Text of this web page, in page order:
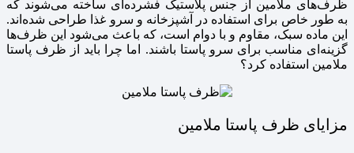
ظرف‌های ملامین از جنس پلاستیک فشرده‌ای ساخته می‌شوند که
به طور خاص برای استفاده در آشپزخانه و سرو غذا طراحی شده‌اند.
این ماده سبک، مقاوم و با دوام است، که باعث می‌شود این ظرف‌ها
گزینه‌ای مناسب برای سرو پاستا باشند. اما چرا باید از ظرف پاستا
ملامین استفاده کرد؟
مزایای ظرف پاستا ملامین